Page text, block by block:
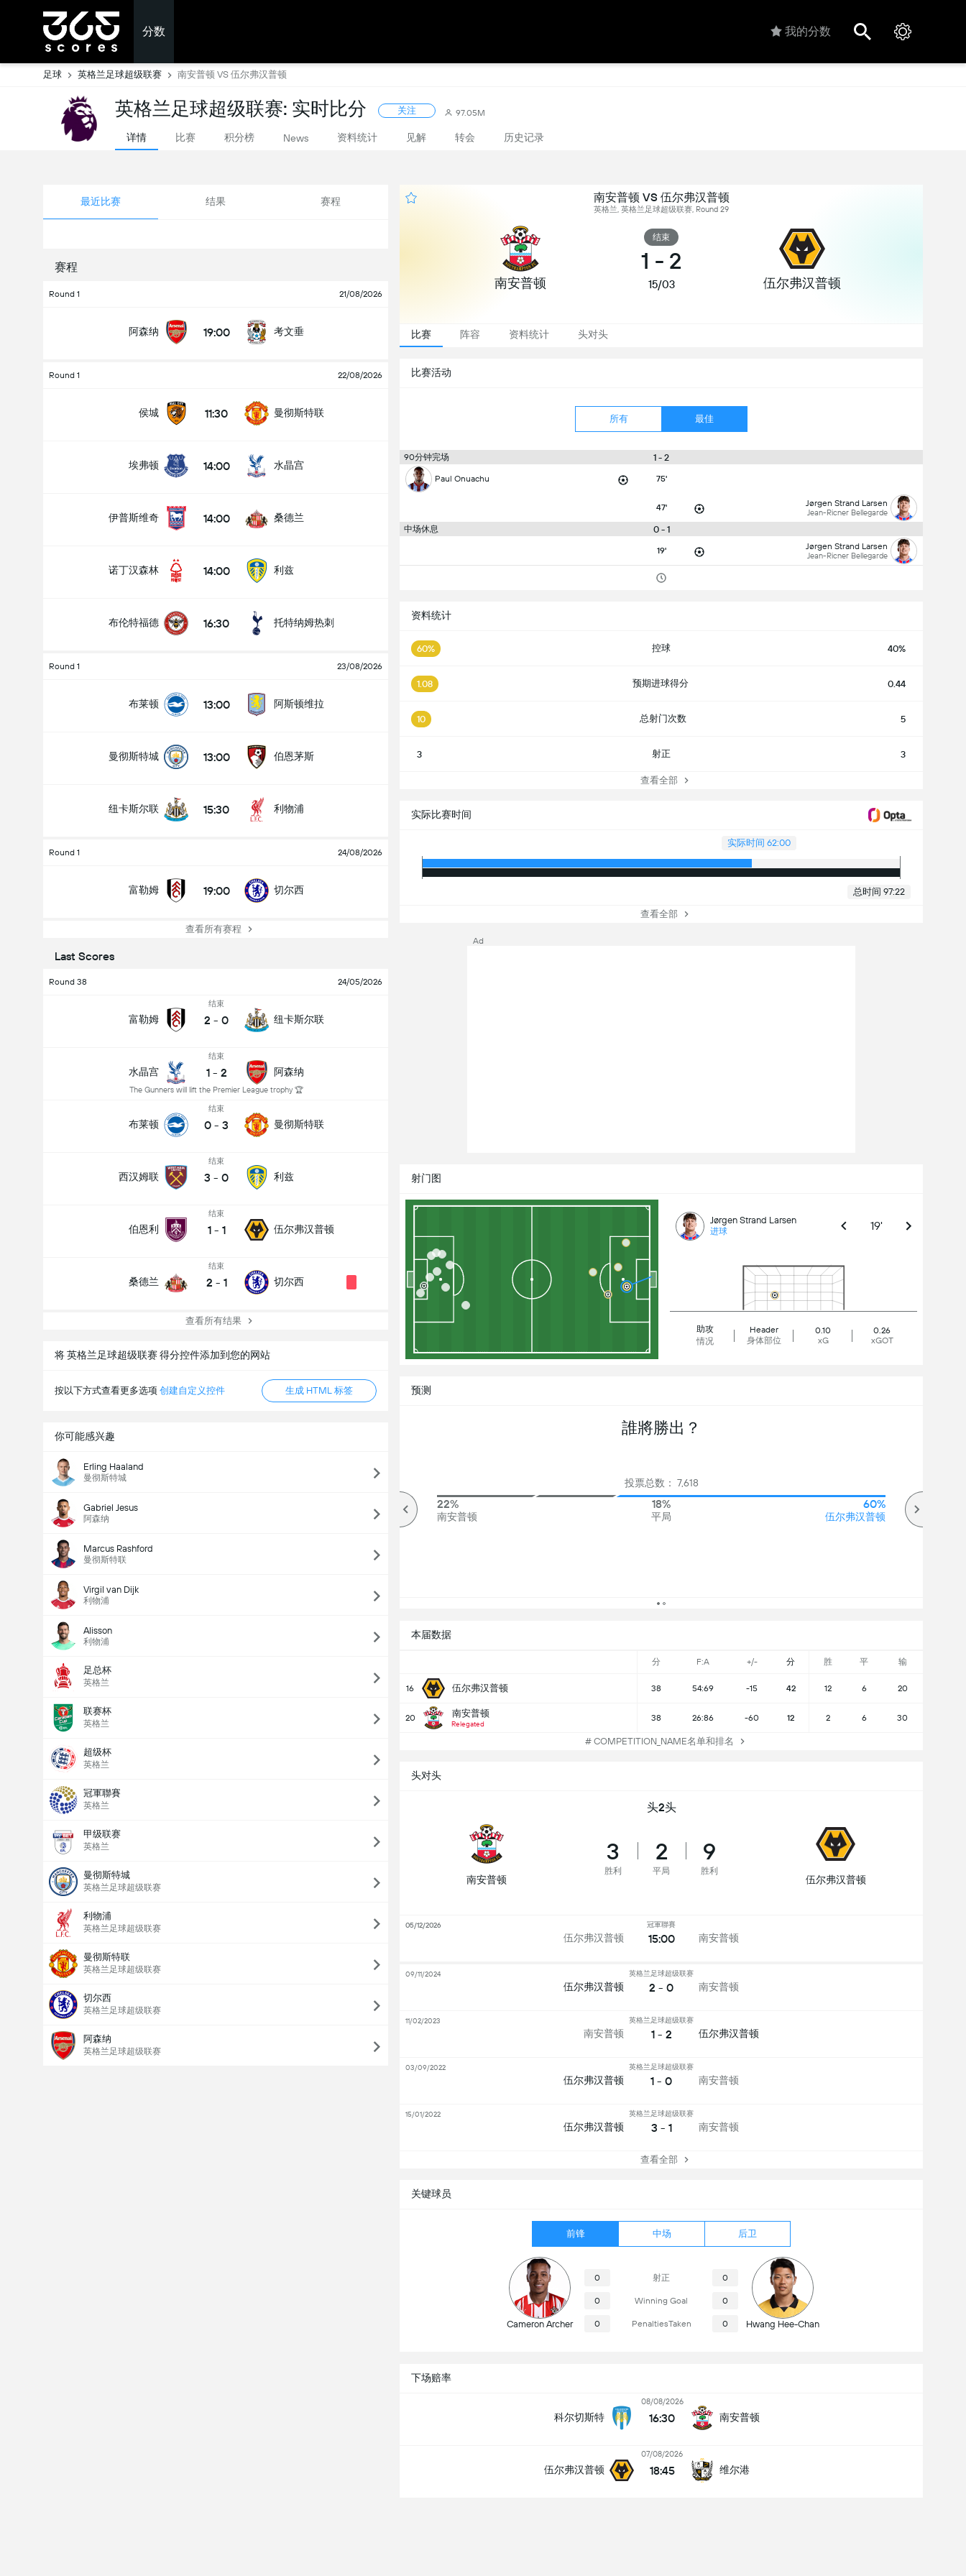
分数 我的分数
足球 英格兰足球超级联赛 南安普顿 VS 伍尔弗汉普顿
英格兰足球超级联赛: 实时比分 关注 97.05M
详情 比赛 积分榜 News 资料统计 见解 转会 历史记录
最近比赛 结果 赛程
赛程
Round 1 21/08/2026
阿森纳 19:00 考文垂
Round 1 22/08/2026
侯城 11:30 曼彻斯特联
埃弗顿 14:00 水晶宫
伊普斯维奇 14:00 桑德兰
诺丁汉森林 14:00 利兹
布伦特福德 16:30 托特纳姆热刺
Round 1 23/08/2026
布莱顿 13:00 阿斯顿维拉
曼彻斯特城 13:00 伯恩茅斯
纽卡斯尔联 15:30 利物浦
Round 1 24/08/2026
富勒姆 19:00 切尔西
查看所有赛程
Last Scores
Round 38 24/05/2026
富勒姆
结束
2 - 0 纽卡斯尔联
水晶宫
结束
1 - 2
The Gunners will lift the Premier League trophy 🏆
阿森纳
布莱顿
结束
0 - 3 曼彻斯特联
西汉姆联
结束
3 - 0 利兹
伯恩利
结束
1 - 1 伍尔弗汉普顿
桑德兰
结束
2 - 1 切尔西
查看所有结果
将 英格兰足球超级联赛 得分控件添加到您的网站
按以下方式查看更多选项 创建自定义控件 生成 HTML 标签
你可能感兴趣
Erling Haaland
曼彻斯特城
Gabriel Jesus
阿森纳
Marcus Rashford
曼彻斯特联
Virgil van Dijk
利物浦
Alisson
利物浦
足总杯
英格兰
联赛杯
英格兰
超级杯
英格兰
冠軍聯賽
英格兰
甲级联赛
英格兰
曼彻斯特城
英格兰足球超级联赛
利物浦
英格兰足球超级联赛
曼彻斯特联
英格兰足球超级联赛
切尔西
英格兰足球超级联赛
阿森纳
英格兰足球超级联赛
南安普顿 VS 伍尔弗汉普顿
英格兰, 英格兰足球超级联赛, Round 29
南安普顿
结束
1 - 2
15/03 伍尔弗汉普顿
比赛 阵容 资料统计 头对头
比赛活动
所有 最佳
90分钟完场 1 - 2
Paul Onuachu 75'
47' Jørgen Strand Larsen
Jean-Ricner Bellegarde
中场休息 0 - 1
19' Jørgen Strand Larsen
Jean-Ricner Bellegarde
下场赔率
科尔切斯特
08/08/2026
16:30 南安普顿
伍尔弗汉普顿
07/08/2026
18:45 维尔港
关键球员
前锋 中场 后卫
Cameron Archer
0 射正 0
0 Winning Goal 0
0 PenaltiesTaken 0 Hwang Hee-Chan
资料统计
60% 控球 40%
1.08 预期进球得分 0.44
10 总射门次数 5
3 射正 3
查看全部
实际比赛时间
实际时间 62:00
总时间 97:22
查看全部
射门图
Jørgen Strand Larsen
进球 19'
助攻
情况
Header
身体部位
0.10
xG
0.26
xGOT
本届数据
分 F:A +/- 分 胜 平 输
16 伍尔弗汉普顿 38 54:69 -15 42 12 6 20
20 南安普顿
Relegated
38 26:86 -60 12 2 6 30
# COMPETITION_NAME名单和排名
预测
誰將勝出？
投票总数： 7,618
22%
南安普顿
18%
平局
60%
伍尔弗汉普顿
全场总得分 (2.5)
投票总数： 536
头对头
头2头
南安普顿
3
胜利
2
平局
9
胜利
伍尔弗汉普顿
伍尔弗汉普顿
冠軍聯賽
15:00 南安普顿
05/12/2026
伍尔弗汉普顿
英格兰足球超级联赛
2 - 0 南安普顿
09/11/2024
南安普顿
英格兰足球超级联赛
1 - 2 伍尔弗汉普顿
11/02/2023
伍尔弗汉普顿
英格兰足球超级联赛
1 - 0 南安普顿
03/09/2022
伍尔弗汉普顿
英格兰足球超级联赛
3 - 1 南安普顿
15/01/2022
查看全部
Ad